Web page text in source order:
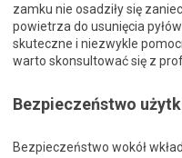
zamku nie osadziły się
powietrza do usunięcia
skuteczne i niezwykle
warto skonsultować się z
Bezpieczeństwo
Bezpieczeństwo wokół